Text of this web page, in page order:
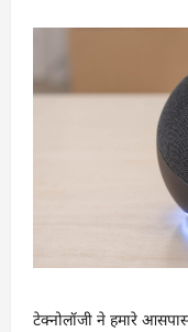
टेक्नोलॉजी ने हमारे